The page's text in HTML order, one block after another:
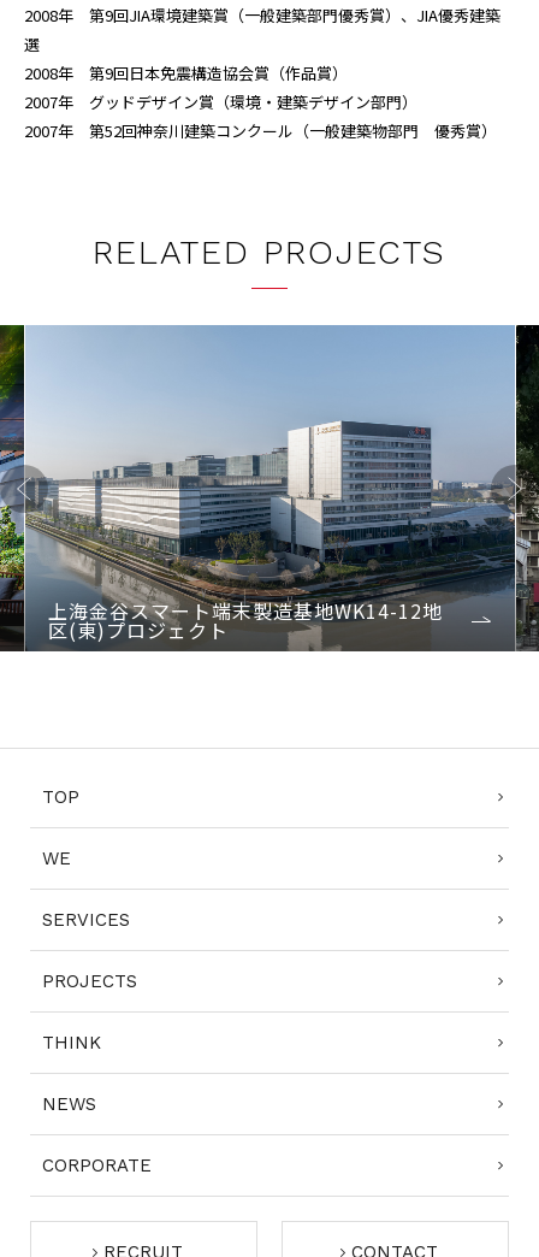
2008年 第9回JIA環境建築賞（一般建築部門優秀賞）、JIA優秀建築
選
2008年 第9回日本免震構造協会賞（作品賞）
2007年 グッドデザイン賞（環境・建築デザイン部門）
2007年 第52回神奈川建築コンクール（一般建築物部門 優秀賞）
RELATED PROJECTS
Previo
us
上海金谷スマート端末製造基地WK14-12地
区(東)プロジェクト
Next
TOP
WE
SERVICES
PROJECTS
THINK
NEWS
CORPORATE
RECRUIT CONTACT